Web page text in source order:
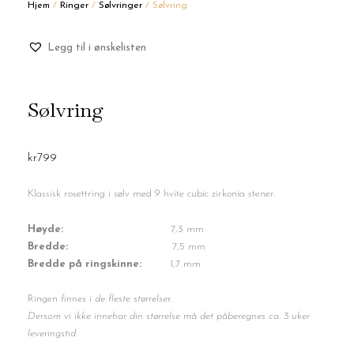
Hjem / Ringer / Sølvringer / Sølvring
Legg til i ønskelisten
Sølvring
kr799
Klassisk rosettring i sølv med 9 hvite cubic zirkonia stener.
Høyde: 7,3 mm
Bredde:
7,5 mm
Bredde på ringskinne:
1,7 mm
Ringen finnes i de fleste størrelser.
Dersom vi ikke innehar din størrelse må det påberegnes ca. 3 uker
leveringstid.